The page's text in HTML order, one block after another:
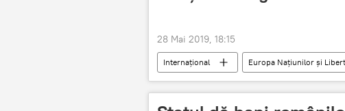
28 Mai 2019, 18:15
Internaţional Europa Națiunilor și
Parlamentul European